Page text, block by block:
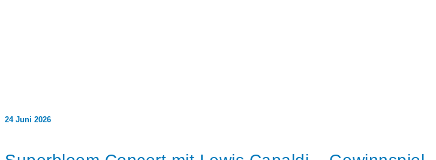
24 Juni 2026